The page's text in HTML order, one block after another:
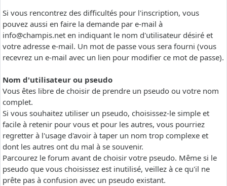
Si vous rencontrez des difficultés pour l'inscription, vous
pouvez aussi en faire la demande par e-mail à
info@champis.net en indiquant le nom d'utilisateur désiré et
votre adresse e-mail. Un mot de passe vous sera fourni (vous
recevrez un e-mail avec un lien pour modifier ce mot de passe).
Nom d'utilisateur ou pseudo
Vous êtes libre de choisir de prendre un pseudo ou votre nom
complet.
Si vous souhaitez utiliser un pseudo, choisissez-le simple et
facile à retenir pour vous et pour les autres, vous pourriez
regretter à l'usage d'avoir à taper un nom trop complexe et
dont les autres ont du mal à se souvenir.
Parcourez le forum avant de choisir votre pseudo. Même si le
pseudo que vous choisissez est inutilisé, veillez à ce qu'il ne
prête pas à confusion avec un pseudo existant.